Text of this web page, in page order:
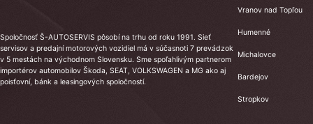
Spoločnosť Š-AUTOSERVIS pôsobí na trhu od roku 1991. Sieť
servisov a predajní motorových vozidiel má v súčasnoti 7 prevádzok
v 5 mestách na východnom Slovensku. Sme spoľahlivým partnerom
importérov automobilov Škoda, SEAT, VOLKSWAGEN a MG ako aj
poisťovní, bánk a leasingových spoločností.
Vranov nad Topľou
Humenné
Michalovce
Bardejov
Stropkov